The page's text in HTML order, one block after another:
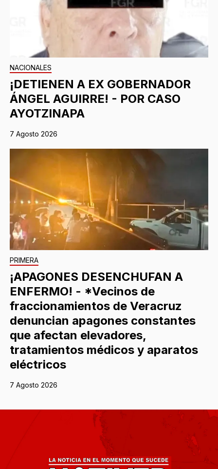
NACIONALES
¡DETIENEN A EX GOBERNADOR
ÁNGEL AGUIRRE! - POR CASO
AYOTZINAPA
7 Agosto 2026
PRIMERA
¡APAGONES DESENCHUFAN A
ENFERMO! - *Vecinos de
fraccionamientos de Veracruz
denuncian apagones constantes
que afectan elevadores,
tratamientos médicos y aparatos
eléctricos
7 Agosto 2026